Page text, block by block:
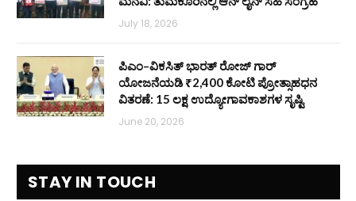
July 18, 2026
ಪಿಎಂ–ವಿಕಸಿತ್ ಭಾರತ್ ರೋಜ್‌ ಗಾರ್
ಯೋಜನೆಯಡಿ ₹2,400 ಕೋಟಿ ಪ್ರೋತ್ಸಾಹಧನ
ವಿತರಣೆ: 15 ಲಕ್ಷ ಉದ್ಯೋಗಾವಕಾಶಗಳ ಸೃಷ್ಟಿ
June 20, 2026
STAY IN TOUCH